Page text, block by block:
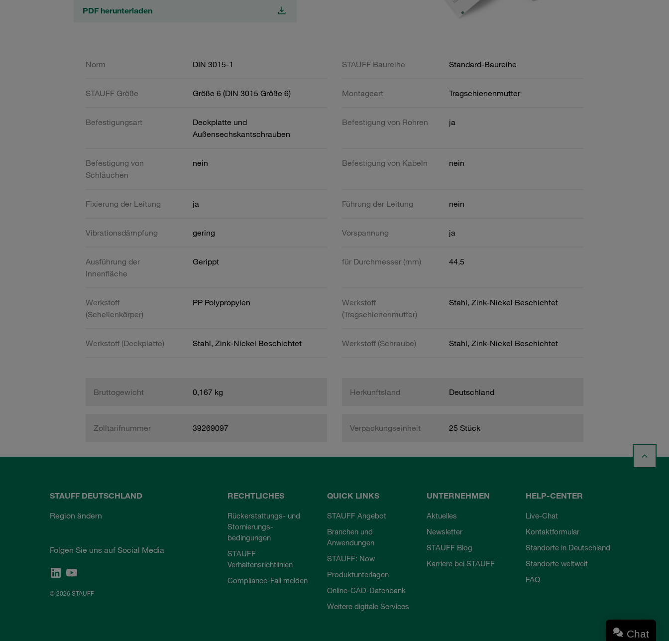
PDF herunterladen
Norm DIN 3015-1 STAUFF Baureihe Standard-Baureihe
STAUFF Größe Größe 6 (DIN 3015 Größe 6) Montageart Tragschienenmutter
Befestigungsart
Deckplatte und
Außensechskantschrauben
Befestigung von Rohren ja
Befestigung von
Schläuchen
nein Befestigung von Kabeln nein
Fixierung der Leitung ja Führung der Leitung nein
Vibrationsdämpfung gering Vorspannung ja
Ausführung der
Innenfläche
Gerippt für Durchmesser (mm) 44,5
Werkstoff
(Schellenkörper)
PP Polypropylen
Werkstoff
(Tragschienenmutter)
Stahl, Zink-Nickel Beschichtet
Werkstoff (Deckplatte) Stahl, Zink-Nickel Beschichtet Werkstoff (Schraube) Stahl, Zink-Nickel Beschichtet
Bruttogewicht 0,167 kg Herkunftsland Deutschland
Zolltarifnummer 39269097 Verpackungseinheit 25 Stück
STAUFF DEUTSCHLAND
Region ändern
Folgen Sie uns auf Social Media
© 2026 STAUFF
RECHTLICHES
Rückerstattungs- und
Stornierungs-
bedingungen
STAUFF
Verhaltensrichtlinien
Compliance-Fall melden
QUICK LINKS
STAUFF Angebot
Branchen und
Anwendungen
STAUFF: Now
Produktunterlagen
Online-CAD-Datenbank
Weitere digitale Services
UNTERNEHMEN
Aktuelles
Newsletter
STAUFF Blog
Karriere bei STAUFF
HELP-CENTER
Live-Chat
Kontaktformular
Standorte in Deutschland
Standorte weltweit
FAQ
Chat